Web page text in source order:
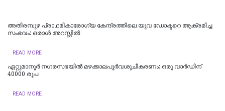
അതിരമ്പുഴ പ്രാഥമികാരോഗ്യ കേന്ദ്രത്തിലെ യുവ ഡോക്ടറെ ആക്രമിച്ച
സംഭവം: ഒരാൾ അറസ്റ്റിൽ
READ MORE
ഏറ്റുമാനൂര്‍ നഗരസഭയില്‍ മഴക്കാലപൂര്‍വശുചീകരണം: ഒരു വാര്‍ഡിന്
40000 രൂപ
READ MORE